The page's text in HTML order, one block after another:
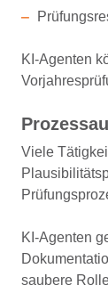
KI ‑Agenten
Viele
KI-Agenten
saubere